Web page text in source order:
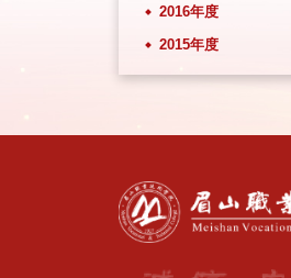
2016年度
2015年度